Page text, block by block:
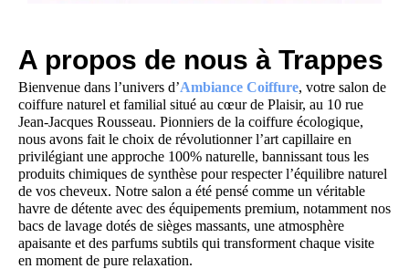
A propos de nous à Trappes
Bienvenue dans l’univers d’Ambiance Coiffure, votre salon de
coiffure naturel et familial situé au cœur de Plaisir, au 10 rue
Jean-Jacques Rousseau. Pionniers de la coiffure écologique,
nous avons fait le choix de révolutionner l’art capillaire en
privilégiant une approche 100% naturelle, bannissant tous les
produits chimiques de synthèse pour respecter l’équilibre naturel
de vos cheveux. Notre salon a été pensé comme un véritable
havre de détente avec des équipements premium, notamment nos
bacs de lavage dotés de sièges massants, une atmosphère
apaisante et des parfums subtils qui transforment chaque visite
en moment de pure relaxation.